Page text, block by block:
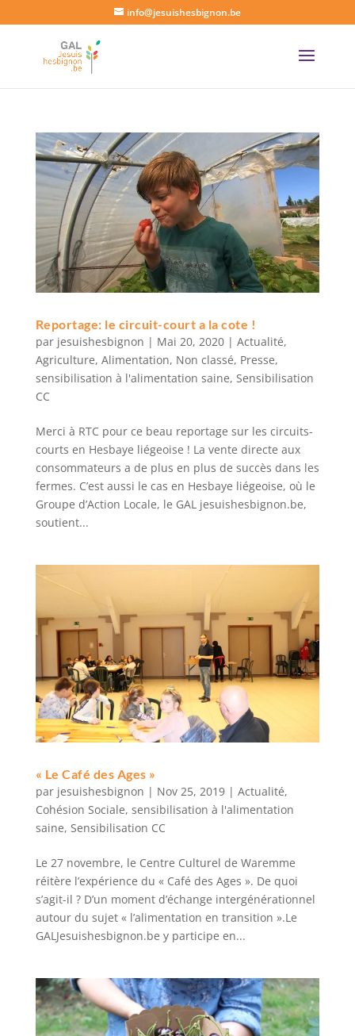
info@jesuishesbignon.be
Reportage: le circuit-court a la cote !
par jesuishesbignon | Mai 20, 2020| Actualité,
Agriculture, Alimentation, Non classé, Presse,
sensibilisation à l'alimentation saine, Sensibilisation
CC
Merci à RTC pour ce beau reportage sur les circuits-
courts en Hesbaye liégeoise ! La vente directe aux
consommateurs a de plus en plus de succès dans les
fermes. C’est aussi le cas en Hesbaye liégeoise, où le
Groupe d’Action Locale, le GAL jesuishesbignon.be,
soutient...
« Le Café des Ages »
par jesuishesbignon | Nov 25, 2019| Actualité,
Cohésion Sociale, sensibilisation à l'alimentation
saine, Sensibilisation CC
Le 27 novembre, le Centre Culturel de Waremme
réitère l’expérience du « Café des Ages ». De quoi
s’agit-il ? D’un moment d’échange intergénérationnel
autour du sujet « l’alimentation en transition ».Le
GALJesuishesbignon.be y participe en...